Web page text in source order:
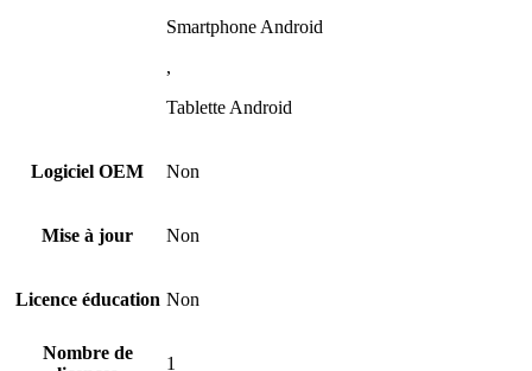
Smartphone Android
,
Tablette Android
Logiciel OEM Non
Mise à jour Non
Licence éducation Non
Nombre de
1